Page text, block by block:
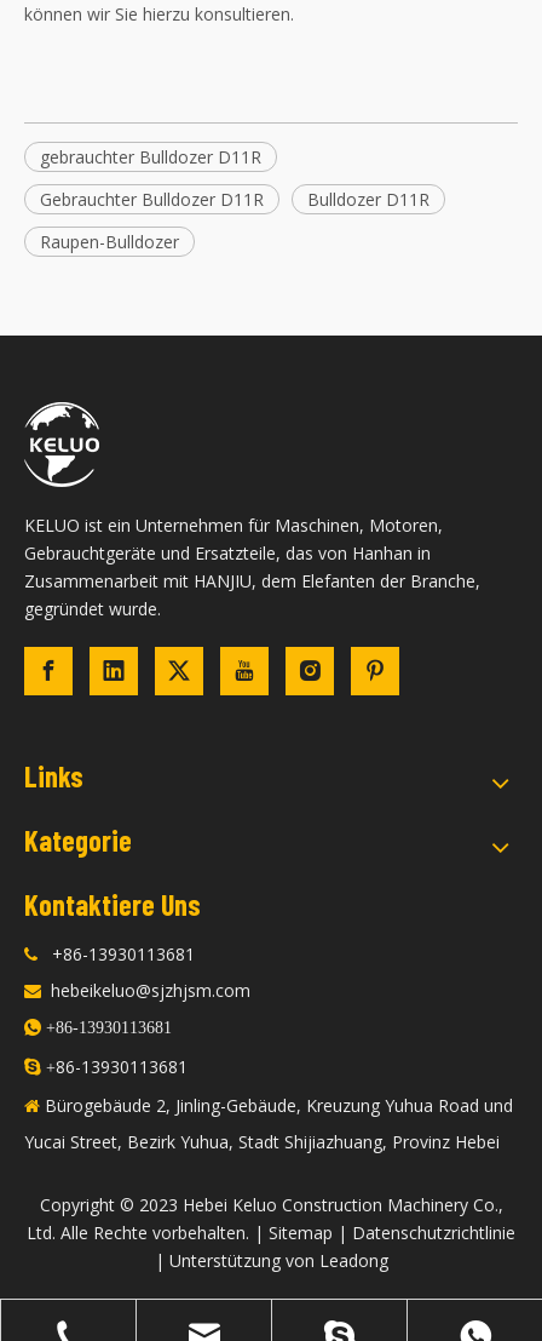
können wir Sie hierzu konsultieren.
gebrauchter Bulldozer D11R
Gebrauchter Bulldozer D11R
Bulldozer D11R
Raupen-Bulldozer
KELUO ist ein Unternehmen für Maschinen, Motoren,
Gebrauchtgeräte und Ersatzteile, das von Hanhan in
Zusammenarbeit mit HANJIU, dem Elefanten der Branche,
gegründet wurde.
Links
Kategorie
Kontaktiere Uns
 +86-13930113681
 hebeikeluo@sjzhjsm.com
 +86-13930113681
 +86-13930113681
 Bürogebäude 2, Jinling-Gebäude, Kreuzung Yuhua Road und
Yucai Street, Bezirk Yuhua, Stadt Shijiazhuang, Provinz Hebei
​Copyright © 2023 Hebei Keluo Construction Machinery Co.,
Ltd. Alle Rechte vorbehalten. | Sitemap | Datenschutzrichtlinie
| Unterstützung von Leadong